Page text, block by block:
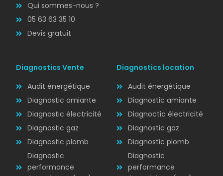
Diagnostic
ÉLECTRICITÉ
Qui sommes-nous ?
05 63 63 35 10
Devis gratuit
Diagnostics Vente
Audit énergétique
Diagnostic amiante
Diagnostic électricité
Diagnostic gaz
Diagnostic plomb
Diagnostic
performance
Diagnostics location
Audit énergétique
Diagnostic amiante
Diagnoctic électricité
Diagnostic gaz
Diagnostic plomb
Diagnostic
performance